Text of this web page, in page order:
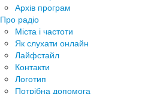
Архів програм
Про радіо
Міста і частоти
Як слухати онлайн
Лайфстайл
Контакти
Логотип
Потрібна допомога